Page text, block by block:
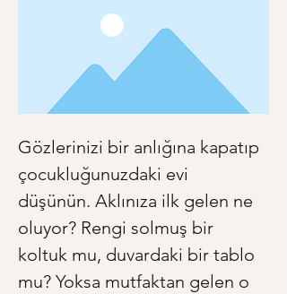
Gözlerinizi bir anlığına kapatıp
çocukluğunuzdaki evi
düşünün. Aklınıza ilk gelen ne
oluyor? Rengi solmuş bir
koltuk mu, duvardaki bir tablo
mu? Yoksa mutfaktan gelen o